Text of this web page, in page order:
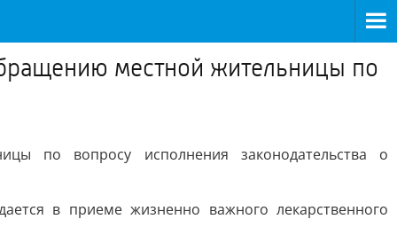
местной жительницы по
по вопросу исполнения законодательства о
в приеме жизненно важного лекарственного